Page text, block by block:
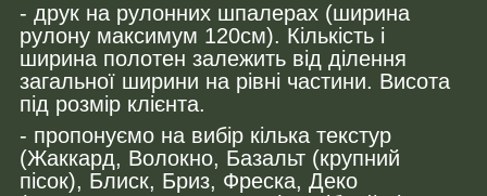
- друк на рулонних шпалерах (ширина
рулону максимум 120см). Кількість і
ширина полотен залежить від ділення
загальної ширини на рівні частини. Висота
під розмір клієнта.
- пропонуємо на вибір кілька текстур
(Жаккард, Волокно, Базальт (крупний
пісок), Блиск, Бриз, Фреска, Деко